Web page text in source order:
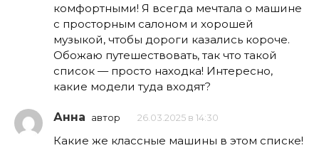
комфортными! Я всегда мечтала о машине
с просторным салоном и хорошей
музыкой, чтобы дороги казались короче.
Обожаю путешествовать, так что такой
список — просто находка! Интересно,
какие модели туда входят?
Анна автор 26.03.2025 в 14:30
Какие же классные машины в этом списке!